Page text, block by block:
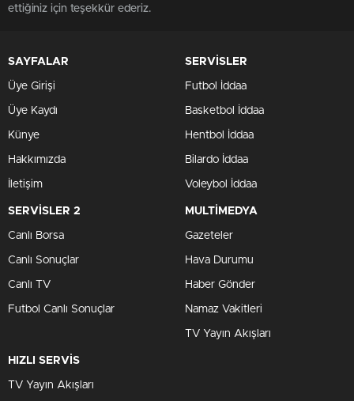
ettiğiniz için teşekkür ederiz.
SAYFALAR
Üye Girişi
Üye Kaydı
Künye
Hakkımızda
İletişim
SERVİSLER
Futbol İddaa
Basketbol İddaa
Hentbol İddaa
Bilardo İddaa
Voleybol İddaa
SERVİSLER 2
Canlı Borsa
Canlı Sonuçlar
Canlı TV
Futbol Canlı Sonuçlar
MULTİMEDYA
Gazeteler
Hava Durumu
Haber Gönder
Namaz Vakitleri
TV Yayın Akışları
HIZLI SERVİS
TV Yayın Akışları